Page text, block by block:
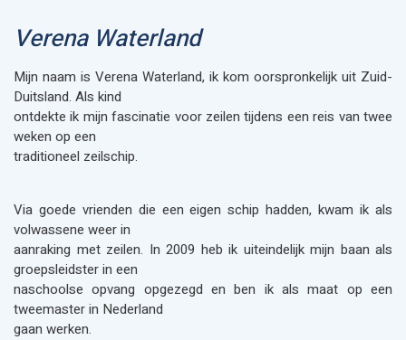
Verena Waterland
Mijn naam is Verena Waterland, ik kom oorspronkelijk uit Zuid-
Duitsland. Als kind
ontdekte ik mijn fascinatie voor zeilen tijdens een reis van twee
weken op een
traditioneel zeilschip.
Via goede vrienden die een eigen schip hadden, kwam ik als
volwassene weer in
aanraking met zeilen. In 2009 heb ik uiteindelijk mijn baan als
groepsleidster in een
naschoolse opvang opgezegd en ben ik als maat op een
tweemaster in Nederland
gaan werken.